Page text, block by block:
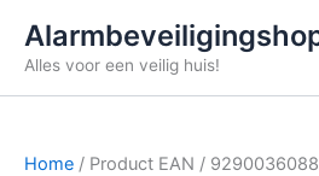
naar
inhoud
Alles voor een veilig huis!
Home / Product EAN /